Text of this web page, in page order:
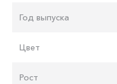
Год выпуска
Цвет
Рост